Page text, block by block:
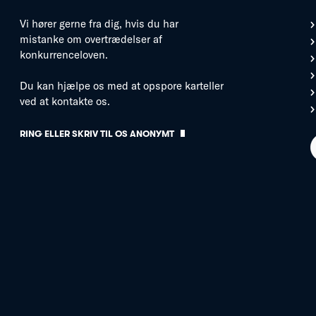
Vi hører gerne fra dig, hvis du har
mistanke om overtrædelser af
konkurrenceloven.
Du kan hjælpe os med at opspore karteller
ved at kontakte os.
RING ELLER SKRIV TIL OS ANONYMT